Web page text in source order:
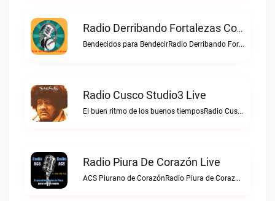
Radio Derribando Fortalezas Con Cristo Live
Bendecidos para BendecirRadio Derribando Fortalezas con Cristo live
Radio Cusco Studio3 Live
El buen ritmo de los buenos tiemposRadio Cusco Studio3 live
Radio Piura De Corazón Live
ACS Piurano de CorazónRadio Piura de Corazón live